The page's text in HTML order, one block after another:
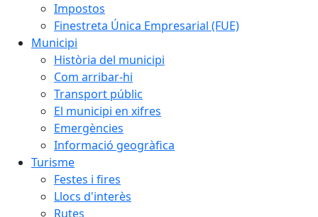
Impostos
Finestreta Única Empresarial (FUE)
Municipi
Història del municipi
Com arribar-hi
Transport públic
El municipi en xifres
Emergències
Informació geogràfica
Turisme
Festes i fires
Llocs d'interès
Rutes